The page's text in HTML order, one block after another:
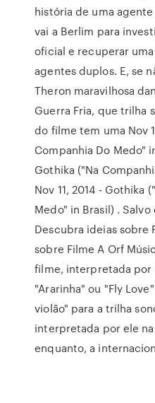
história de uma
vai a Berlim para
oficial e recuperar
agentes duplos. E, se
Theron maravilhosa
Guerra Fria, que trilha
do filme tem uma Nov
Companhia Do Medo"
Gothika ("Na
Nov 11, 2014 - Gothika
Medo" in Brasil) .
Descubra ideias sobre
sobre Filme A Orf
filme, interpretada por
"Ararinha" ou "Fly
violão" para a trilha
interpretada por ele
enquanto, a